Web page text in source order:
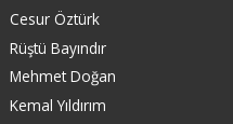
Cesur Öztürk
Rüştü Bayındır
Mehmet Doğan
Kemal Yıldırım